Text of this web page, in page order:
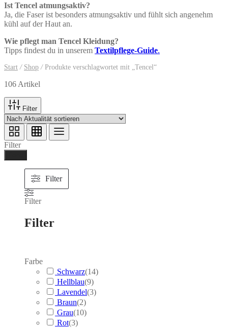
Ist Tencel atmungsaktiv?
Ja, die Faser ist besonders atmungsaktiv und fühlt sich angenehm
kühl auf der Haut an.
Wie pflegt man Tencel Kleidung?
Tipps findest du in unserem Textilpflege-Guide.
Start / Shop /Produkte verschlagwortet mit „Tencel“
106 Artikel
Filter
Filter
Filter
Filter
Filter
Farbe
Schwarz(14)
Hellblau(9)
Lavendel(3)
Braun(2)
Grau(10)
Rot(3)